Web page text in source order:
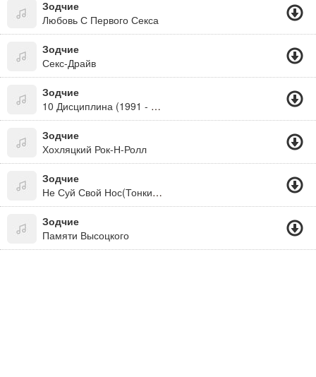
Зодчие
Любовь С Первого Секса
Зодчие
Секс-Драйв
Зодчие
10 Дисциплина (1991 - Наливай!)
Зодчие
Хохляцкий Рок-Н-Ролл
Зодчие
Не Суй Свой Нос(Тонкий Намек)
Зодчие
Памяти Высоцкого